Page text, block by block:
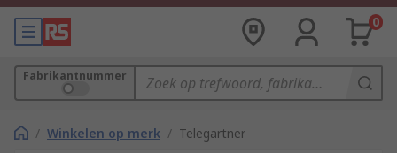
0
Fabrikantnummer
/ Winkelen op merk / Telegartner